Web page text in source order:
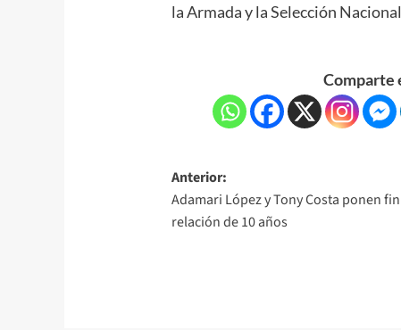
la Armada y la Selección
Comparte
Anterior:
Adamari López y Tony Costa ponen
relación de 10 años